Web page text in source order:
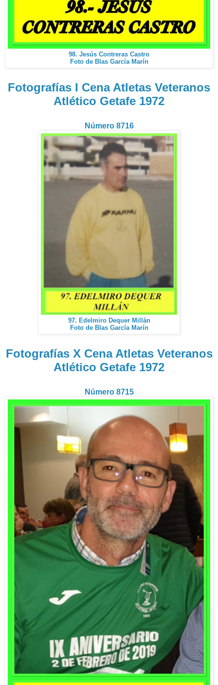
98. Jesús Contreras Castro
Foto de Blas García Marín
Fotografías I Cena Atletas Veteranos
Atlético Getafe 1972
Número 8716
97. Edelmiro Dequer Millán
Foto de Blas García Marín
Fotografías X Cena Atletas Veteranos
Atlético Getafe 1972
Número 8715